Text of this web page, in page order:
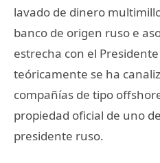
lavado de dinero
banco de origen ruso e
estrecha con el
teóricamente se ha
compañías de tipo
propiedad oficial de uno
presidente ruso.